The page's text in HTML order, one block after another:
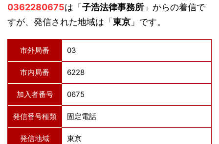
0362280675は「 子浩法律事務所 」からの着信で
すが、発信された地域は「 東京 」です。
市外局番 03
市内局番 6228
加入者番号 0675
発信番号種類 固定電話
発信地域 東京